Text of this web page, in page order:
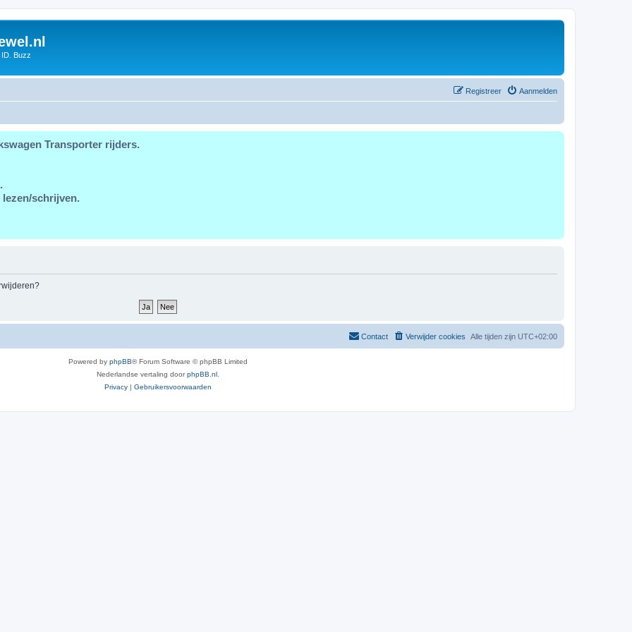
Buzz
Aanmelden
Registreer
Transporter rijders.
schrijven.
Alle tijden zijn UTC+02:00
Verwijder cookies
Contact
Powered by phpBB® Forum Software © phpBB Limited
Nederlandse vertaling doorphpBB.nl
Privacy | Gebruikersvoorwaarden